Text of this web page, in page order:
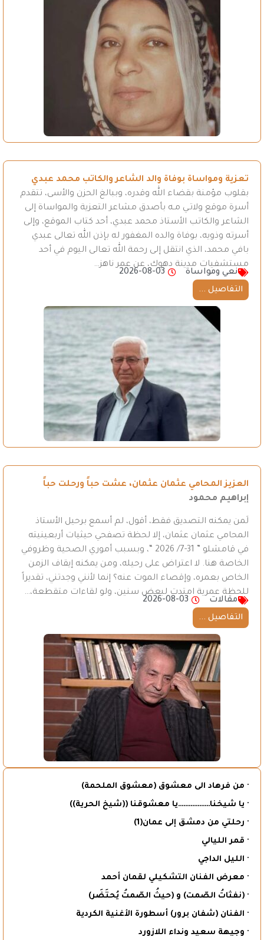
تعزية ومواساة بوفاة والد الشاعر والكاتب محمد عبدي
بقلوب مؤمنة بقضاء الله وقدره، وببالغ الحزن والأسى، تتقدم
أسرة موقع ولاتـي مـه بأصدق مشاعر التعزية والمواساة إلى
الشاعر والكاتب الأستاذ محمد عبدي، أحد كتاب الموقع، وإلى
أسرته وذويه، بوفاة والده المغفور له بإذن الله تعالى عبدي
بافي محمد، الذي انتقل إلى رحمة الله تعالى اليوم في أحد
مستشفيات مدينة دهوك، عن عمر ناهز…
نعي ومواساة
2026-08-03
التفاصيل ...
العزيز المحامي عثمان عثمان، عشت حباً ورحلت حباً
إبراهيم محمود
لَمن يمكنه التصديق فقط، أقول، لم أسمع برحيل الأستاذ
المحامي عثمان عثمان، إلا لحظة تصفحي حيثيات أربعينيته
في قامشلو ” 31-7/ 2026 “، وبسبب أموري الصحية وظروفي
الخاصة هنا. لا اعتراض على رحيله، ومن يمكنه إيقاف الزمن
الخاص بعمره، وإقصاء الموت عنه؟ إنما لأنني وجدتني، تقديراً
للحظة عمرية امتدت لبعض سنين، ولو لقاءات متقطعة،…
مقالات
2026-08-03
التفاصيل ...
· من فرهاد الى معشوق (معشوق الملحمة)
· يا شيخنا………………يا معشوقنا ((شيخ الحرية))
· رحلتي من دمشق إلى عمان(1)
· قمر الليالي
· الليل الداجي
· معرض الفنان التشكيلي لقمان أحمد
· (نفثاتُ الصّمت) و (حيثُ الصّمتُ يُحتَضَر)
· الفنان (شفان برور) أسطورة الأغنية الكردية
· وجيهة سعيد ونداء اللازورد